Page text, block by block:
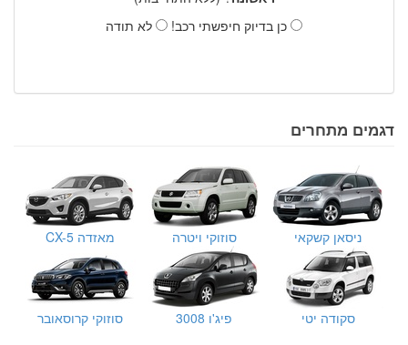
כן בדיוק חיפשתי רכב!
לא תודה
דגמים מתחרים
ניסאן קשקאי סוזוקי ויטרה מאזדה CX-5
סקודה יטי פיג'ו 3008 סוזוקי קרוסאובר